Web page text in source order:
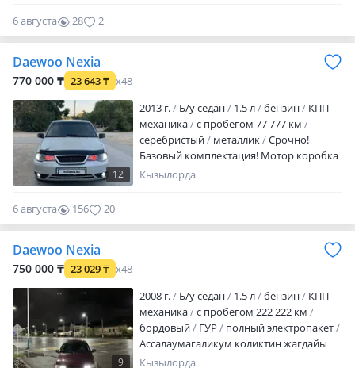
6 августа 28 2
Daewoo Nexia
770 000 ₸ 23 643₸ x48
12
2013 г. Б/у седан 1.5 л бензин
КПП
механика
с пробегом 77 777 км
серебристый
металлик
Срочно!
Базовый комплектация! Мотор коробка
жақсы май жемид 8клапан! Шірік жоқ
Сауда бар реально алған адамға!
Кызылорда
6 августа 156 20
Daewoo Nexia
750 000 ₸ 23 029₸ x48
9
2008 г. Б/у седан 1.5 л бензин
КПП
механика
с пробегом 222 222 км
бордовый
ГУР
полный электропакет
Ассалаумагаликум коликтин жагдайы
жаксы кунделікті журисте журген колик
Кызылорда